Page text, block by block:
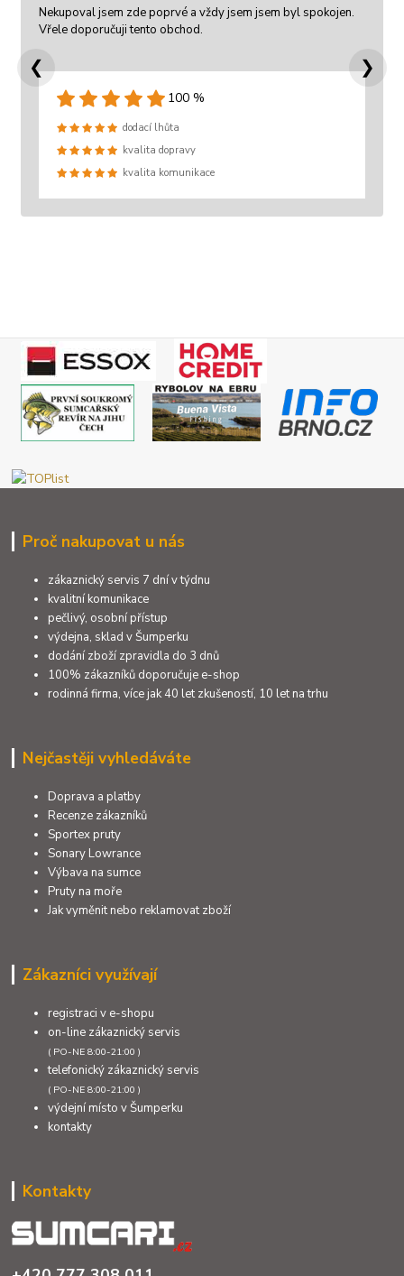
Nekupoval jsem zde poprvé a vždy jsem jsem byl spokojen.
Vřele doporučuji tento obchod.
100 %
dodací lhůta
kvalita dopravy
kvalita komunikace
❮ ❯
Proč nakupovat u nás
zákaznický servis 7 dní v týdnu
kvalitní komunikace
pečlivý, osobní přístup
výdejna, sklad v Šumperku
dodání zboží zpravidla do 3 dnů
100% zákazníků doporučuje e-shop
rodinná firma, více jak 40 let zkušeností, 10 let na trhu
Nejčastěji vyhledáváte
Doprava a platby
Recenze zákazníků
Sportex pruty
Sonary Lowrance
Výbava na sumce
Pruty na moře
Jak vyměnit nebo reklamovat zboží
Zákazníci využívají
registraci v e-shopu
on-line zákaznický servis
( PO-NE 8:00-21:00 )
telefonický zákaznický servis
( PO-NE 8:00-21:00 )
výdejní místo v Šumperku
kontakty
Kontakty